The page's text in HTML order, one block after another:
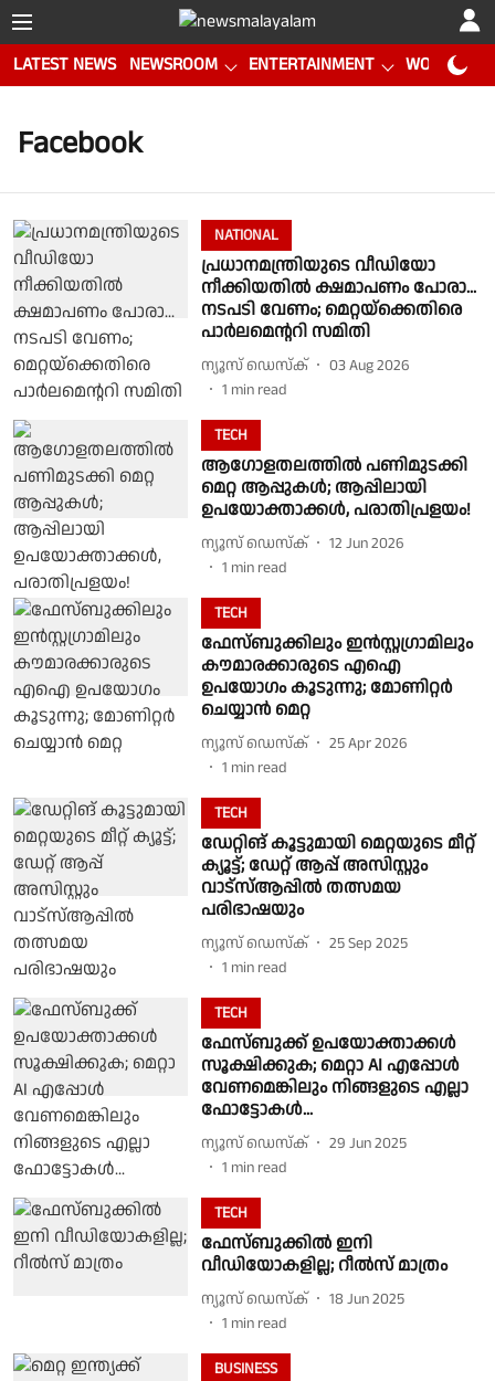
LATEST NEWS NEWSROOM ENTERTAINMENT WORLD CUP
Facebook
NATIONAL
പ്രധാനമന്ത്രിയുടെ വീഡിയോ
നീക്കിയതില്‍ ക്ഷമാപണം പോരാ...
നടപടി വേണം; മെറ്റയ്‌ക്കെതിരെ
പാർലമെന്ററി സമിതി
ന്യൂസ് ഡെസ്ക്
03 Aug 2026
1 min read
TECH
ആഗോളതലത്തിൽ പണിമുടക്കി
മെറ്റ ആപ്പുകൾ; ആപ്പിലായി
ഉപയോക്താക്കൾ, പരാതിപ്രളയം!
ന്യൂസ് ഡെസ്ക്
12 Jun 2026
1 min read
TECH
ഫേസ്ബുക്കിലും ഇൻസ്റ്റഗ്രാമിലും
കൗമാരക്കാരുടെ എഐ
ഉപയോഗം കൂടുന്നു; മോണിറ്റർ
ചെയ്യാൻ മെറ്റ
ന്യൂസ് ഡെസ്ക്
25 Apr 2026
1 min read
TECH
ഡേറ്റിങ് കൂട്ടുമായി മെറ്റയുടെ മീറ്റ്
ക്യൂട്ട്; ഡേറ്റ് ആപ്പ് അസിസ്റ്റും
വാട്സ്ആപ്പിൽ തത്സമയ
പരിഭാഷയും
ന്യൂസ് ഡെസ്ക്
25 Sep 2025
1 min read
TECH
ഫേസ്ബുക്ക് ഉപയോക്താക്കൾ
സൂക്ഷിക്കുക; മെറ്റാ AI എപ്പോൾ
വേണമെങ്കിലും നിങ്ങളുടെ എല്ലാ
ഫോട്ടോകൾ...
ന്യൂസ് ഡെസ്ക്
29 Jun 2025
1 min read
TECH
ഫേസ്ബുക്കിൽ ഇനി
വീഡിയോകളില്ല; റീൽസ് മാത്രം
ന്യൂസ് ഡെസ്ക്
18 Jun 2025
1 min read
BUSINESS